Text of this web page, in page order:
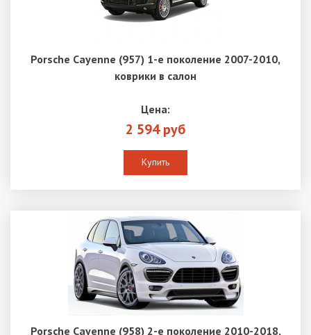
Porsche Cayenne (957) 1-е поколение 2007-2010,
коврики в салон
Цена:
2 594 руб
Купить
Porsche Cayenne (958) 2-е поколение 2010-2018,